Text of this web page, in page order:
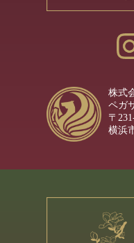
株式
ペガ
〒
横浜